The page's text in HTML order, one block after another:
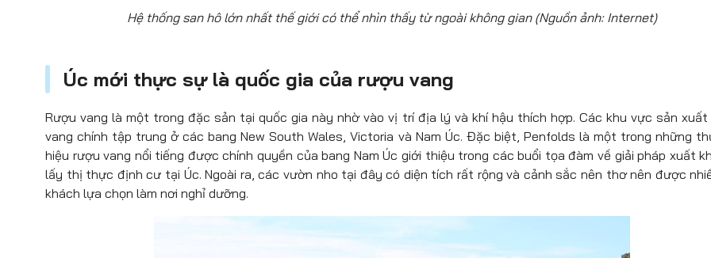
Hệ thống san hô lớn nhất thế giới có thể nhìn thấy từ ngoài không gian (Nguồn ảnh: Internet)
Úc mới thực sự là quốc gia của rượu vang
Rượu vang là một trong đặc sản tại quốc gia này nhờ vào vị trí địa lý và khí hậu thích hợp. Các khu vực sản
vang chính tập trung ở các bang New South Wales, Victoria và Nam Úc. Đặc biệt, Penfolds là một trong những
hiệu rượu vang nổi tiếng được chính quyền của bang Nam Úc giới thiệu trong các buổi tọa đàm về giải pháp xuất
lấy thị thực định cư tại Úc. Ngoài ra, các vườn nho tại đây có diện tích rất rộng và cảnh sắc nên thơ nên được
khách lựa chọn làm nơi nghỉ dưỡng.